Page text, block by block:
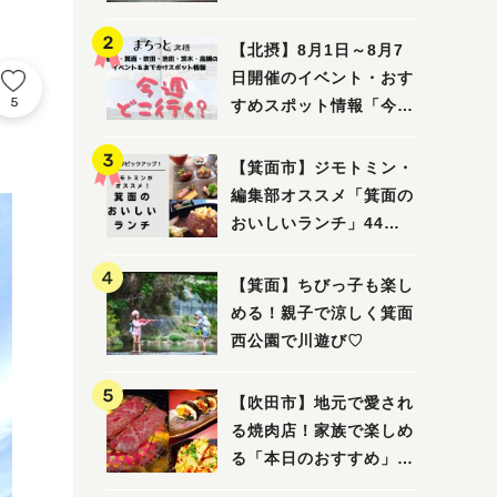
5
【北摂】8月1日～8月7
日開催のイベント・おす
すめスポット情報「今週
面・吹田・池田・茨木・
高槻）
【箕面市】ジモトミン・
編集部オススメ「箕面の
おいしいランチ」44
から穴場まで！〜
【箕面】ちびっ子も楽し
める！親子で涼しく箕面
西公園で川遊び♡
【吹田市】地元で愛され
る焼肉店！家族で楽しめ
る「本日のおすすめ」で